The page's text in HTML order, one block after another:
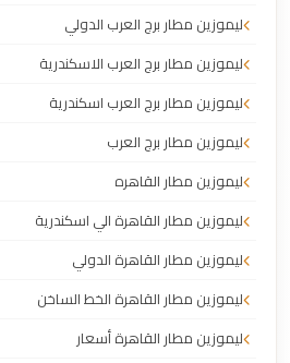
ليموزين مطار برج العرب الدولي
ليموزين مطار برج العرب الاسكندرية
ليموزين مطار برج العرب اسكندرية
ليموزين مطار برج العرب
ليموزين مطار القاهره
ليموزين مطار القاهرة الي اسكندرية
ليموزين مطار القاهرة الدولي
ليموزين مطار القاهرة الخط الساخن
ليموزين مطار القاهرة أسعار